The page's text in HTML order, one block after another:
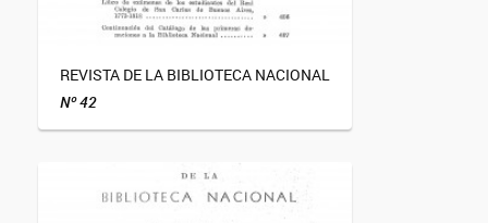
REVISTA DE LA BIBLIOTECA NACIONAL
Nº 42